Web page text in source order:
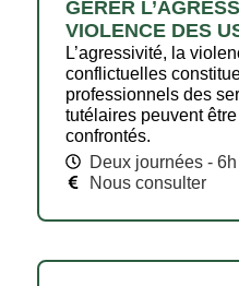
GÉRER
VIOLENCE DES
L’agressivité, la
conflictuelles
professionnels des
tutélaires peuvent
confrontés.
Deux journées -
Nous consulter